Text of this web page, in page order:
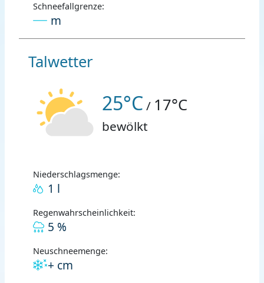
Schneefallgrenze:
m
Talwetter
25°C / 17°C
bewölkt
Niederschlagsmenge:
1 l
Regenwahrscheinlichkeit:
5 %
Neuschneemenge:
+ cm